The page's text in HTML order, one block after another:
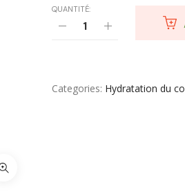
QUANTITÉ:
Categories Hydratation du